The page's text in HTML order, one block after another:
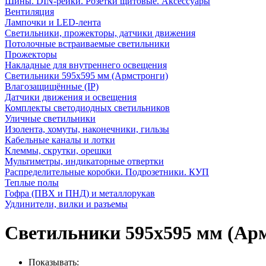
Вентиляция
Лампочки и LED-лента
Светильники, прожекторы, датчики движения
Потолочные встраиваемые светильники
Прожекторы
Накладные для внутреннего освещения
Светильники 595х595 мм (Армстронги)
Влагозащищённые (IP)
Датчики движения и освещения
Комплекты светодиодных светильников
Уличные светильники
Изолента, хомуты, наконечники, гильзы
Кабельные каналы и лотки
Клеммы, скрутки, орешки
Мультиметры, индикаторные отвертки
Распределительные коробки. Подрозетники. КУП
Теплые полы
Гофра (ПВХ и ПНД) и металлорукав
Удлинители, вилки и разъемы
Светильники 595х595 мм
Показывать: